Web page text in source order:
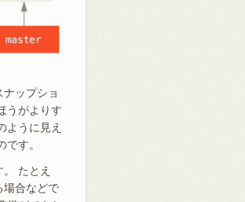
ナップショ
うがよりす
ように見え
す。
たとえ
場合などで